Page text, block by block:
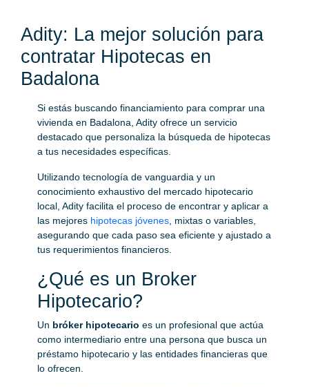
Adity: La mejor solución para
contratar Hipotecas en
Badalona
Si estás buscando financiamiento para comprar una
vivienda en Badalona, Adity ofrece un servicio
destacado que personaliza la búsqueda de hipotecas
a tus necesidades específicas.
Utilizando tecnología de vanguardia y un
conocimiento exhaustivo del mercado hipotecario
local, Adity facilita el proceso de encontrar y aplicar a
las mejores hipotecas jóvenes , mixtas o variables,
asegurando que cada paso sea eficiente y ajustado a
tus requerimientos financieros.
¿Qué es un Broker
Hipotecario?
Un bróker hipotecario es un profesional que actúa
como intermediario entre una persona que busca un
préstamo hipotecario y las entidades financieras que
lo ofrecen.